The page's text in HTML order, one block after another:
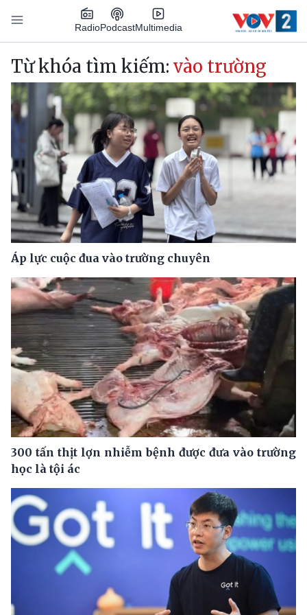
Nhảy đến nội dung
RadioPodcastMultimedia
Main navigation
Từ khóa tìm kiếm: vào trường
Áp lực cuộc đua vào trường chuyên
300 tấn thịt lợn nhiễm bệnh được đưa vào trường
học là tội ác